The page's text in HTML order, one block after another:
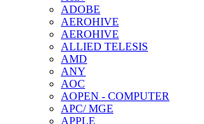
ADOBE
AEROHIVE
AEROHIVE
ALLIED TELESIS
AMD
ANY
AOC
AOPEN - COMPUTER
APC/ MGE
APPLE